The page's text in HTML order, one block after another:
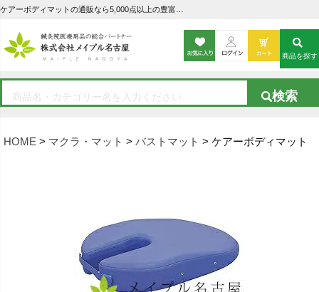
HOME マクラ・マット バストマット ケアーボディマット
商品を探す